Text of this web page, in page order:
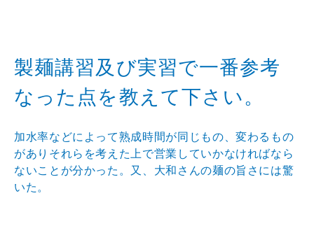
製麺講習及び実習で一番参考
なった点を教えて下さい。
加水率などによって熟成時間が同じもの、変わるもの
がありそれらを考えた上で営業していかなければなら
ないことが分かった。又、大和さんの麺の旨さには驚
いた。